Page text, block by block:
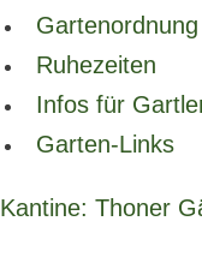
Gartenordnung
Ruhezeiten
Infos für
Garten-Links
Kantine: Thoner